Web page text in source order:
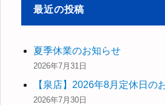
最近の投稿
夏季休業のお知らせ
2026年7月31日
【泉店】2026年8月定休日の
2026年7月30日